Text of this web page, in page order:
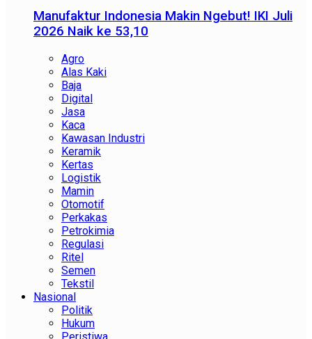
Manufaktur Indonesia Makin Ngebut! IKI Juli
2026 Naik ke 53,10
Agro
Alas Kaki
Baja
Digital
Jasa
Kaca
Kawasan Industri
Keramik
Kertas
Logistik
Mamin
Otomotif
Perkakas
Petrokimia
Regulasi
Ritel
Semen
Tekstil
Nasional
Politik
Hukum